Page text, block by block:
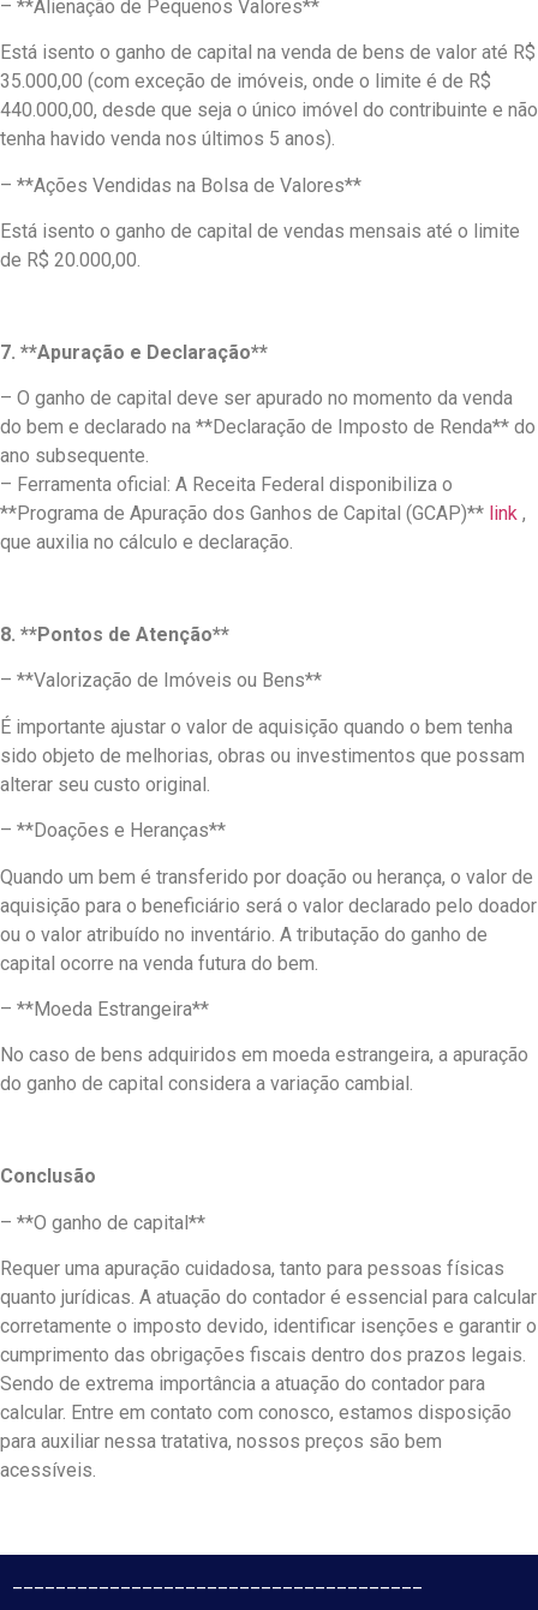
– **Alienação de Pequenos Valores**
Está isento o ganho de capital na venda de bens de valor até R$
35.000,00 (com exceção de imóveis, onde o limite é de R$
440.000,00, desde que seja o único imóvel do contribuinte e não
tenha havido venda nos últimos 5 anos).
– **Ações Vendidas na Bolsa de Valores**
Está isento o ganho de capital de vendas mensais até o limite
de R$ 20.000,00.
7. **Apuração e Declaração**
– O ganho de capital deve ser apurado no momento da venda
do bem e declarado na **Declaração de Imposto de Renda** do
ano subsequente.
– Ferramenta oficial: A Receita Federal disponibiliza o
**Programa de Apuração dos Ganhos de Capital (GCAP)** link ,
que auxilia no cálculo e declaração.
8. **Pontos de Atenção**
– **Valorização de Imóveis ou Bens**
É importante ajustar o valor de aquisição quando o bem tenha
sido objeto de melhorias, obras ou investimentos que possam
alterar seu custo original.
– **Doações e Heranças**
Quando um bem é transferido por doação ou herança, o valor de
aquisição para o beneficiário será o valor declarado pelo doador
ou o valor atribuído no inventário. A tributação do ganho de
capital ocorre na venda futura do bem.
– **Moeda Estrangeira**
No caso de bens adquiridos em moeda estrangeira, a apuração
do ganho de capital considera a variação cambial.
Conclusão
– **O ganho de capital**
Requer uma apuração cuidadosa, tanto para pessoas físicas
quanto jurídicas. A atuação do contador é essencial para calcular
corretamente o imposto devido, identificar isenções e garantir o
cumprimento das obrigações fiscais dentro dos prazos legais.
Sendo de extrema importância a atuação do contador para
calcular. Entre em contato com conosco, estamos disposição
para auxiliar nessa tratativa, nossos preços são bem
acessíveis.